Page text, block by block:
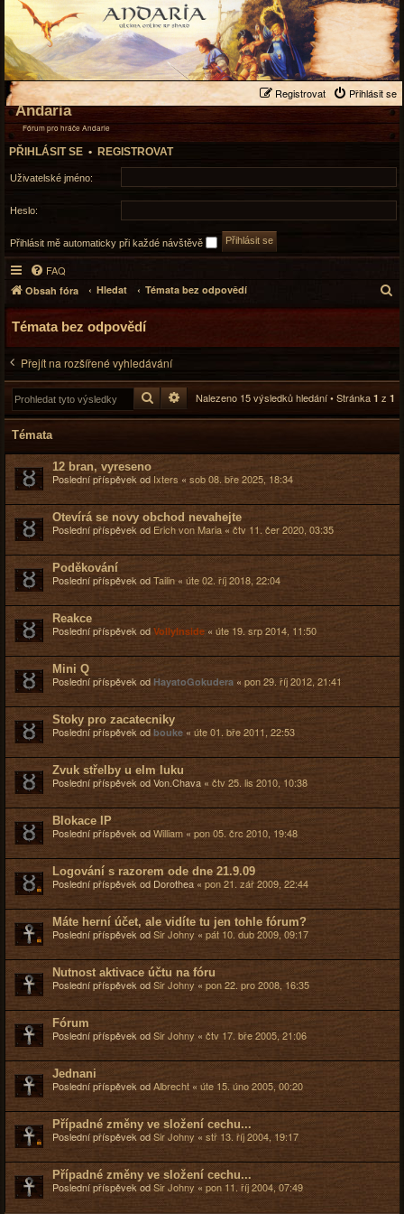
Přihlásit se
Registrovat
Andaria
Fórum pro hráče Andarie
PŘIHLÁSIT SE • REGISTROVAT
Uživatelské jméno:
Heslo:
Přihlásit mě automaticky při každé návštěvě
FAQ
Obsah fóra Hledat Témata bez odpovědí
l
t
Témata bez odpovědí
Přejít na rozšířené vyhledávání
Hledat Pokročilé hledání
Nalezeno 15 výsledků hledání • Stránka 1 z 1
Témata
12 bran, vyreseno
Poslední příspěvek od Ixters « sob 08. bře 2025, 18:34
Otevírá se novy obchod nevahejte
Poslední příspěvek od Erich von Maria « čtv 11. čer 2020, 03:35
Poděkování
Poslední příspěvek odTailin « úte 02. říj 2018, 22:04
Reakce
Poslední příspěvek od VollyInside « úte 19. srp 2014, 11:50
Mini Q
Poslední příspěvek od HayatoGokudera « pon 29. říj 2012, 21:41
Stoky pro zacatecniky
Poslední příspěvek od bouke « úte 01. bře 2011, 22:53
Zvuk střelby u elm luku
Poslední příspěvek odVon.Chava « čtv 25. lis 2010, 10:38
Blokace IP
Poslední příspěvek odWilliam « pon 05. črc 2010, 19:48
Logování s razorem ode dne 21.9.09
Poslední příspěvek od Dorothea « pon 21. zář 2009, 22:44
Máte herní účet, ale vidíte tu jen tohle fórum?
Poslední příspěvek odSir Johny « pát 10. dub 2009, 09:17
Nutnost aktivace účtu na fóru
Poslední příspěvek odSir Johny « pon 22. pro 2008, 16:35
Fórum
Poslední příspěvek odSir Johny « čtv 17. bře 2005, 21:06
Jednani
Poslední příspěvek odAlbrecht « úte 15. úno 2005, 00:20
Případné změny ve složení cechu...
Poslední příspěvek odSir Johny « stř 13. říj 2004, 19:17
Případné změny ve složení cechu...
Poslední příspěvek odSir Johny « pon 11. říj 2004, 07:49